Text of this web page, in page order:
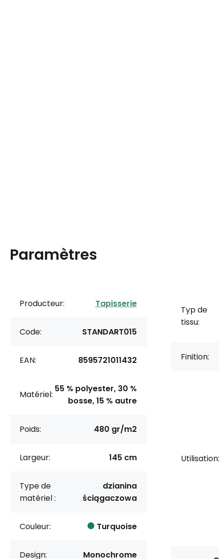
Paramètres
Producteur: Tapisserie
Code: STANDART015
EAN: 8595721011432
Matériel:
55 % polyester, 30 %
bosse, 15 % autre
Poids: 480 gr/m2
Largeur: 145 cm
Type de
matériel :
dzianina
ściągaczowa
Couleur: Turquoise
Design: Monochrome
Typ de
tissu:
Finition:
Utilisation: